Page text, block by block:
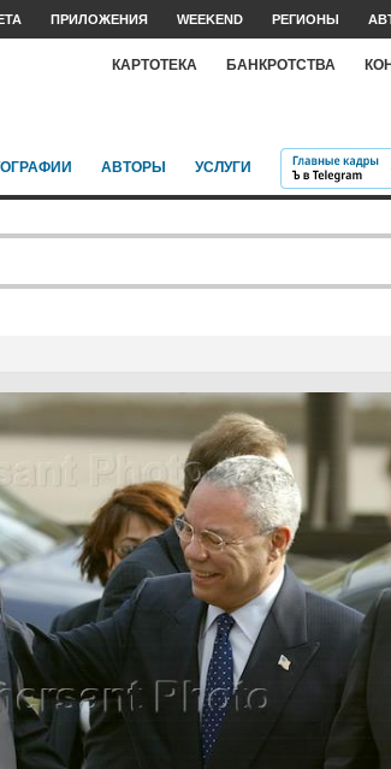
ПРИЛОЖЕНИЯ WEEKEND РЕГИОНЫ
КАРТОТЕКА БАНКРОТСТВА
АВТОРЫ УСЛУГИ